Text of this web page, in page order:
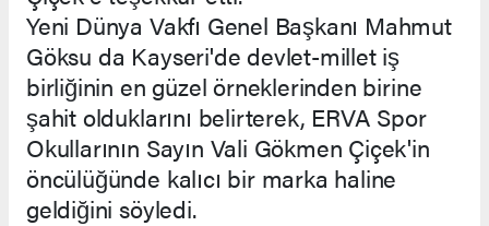
Yeni Dünya Vakfı Genel Başkanı Mahmut
Göksu da Kayseri'de devlet-millet iş
birliğinin en güzel örneklerinden birine
şahit olduklarını belirterek, ERVA Spor
Okullarının Sayın Vali Gökmen Çiçek'in
öncülüğünde kalıcı bir marka haline
geldiğini söyledi.